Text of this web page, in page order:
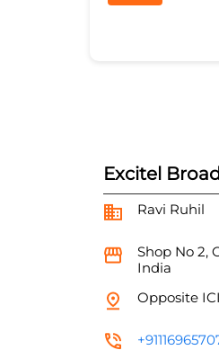
Excitel
Ravi Ruhil
Shop No 2,
India
Opposite